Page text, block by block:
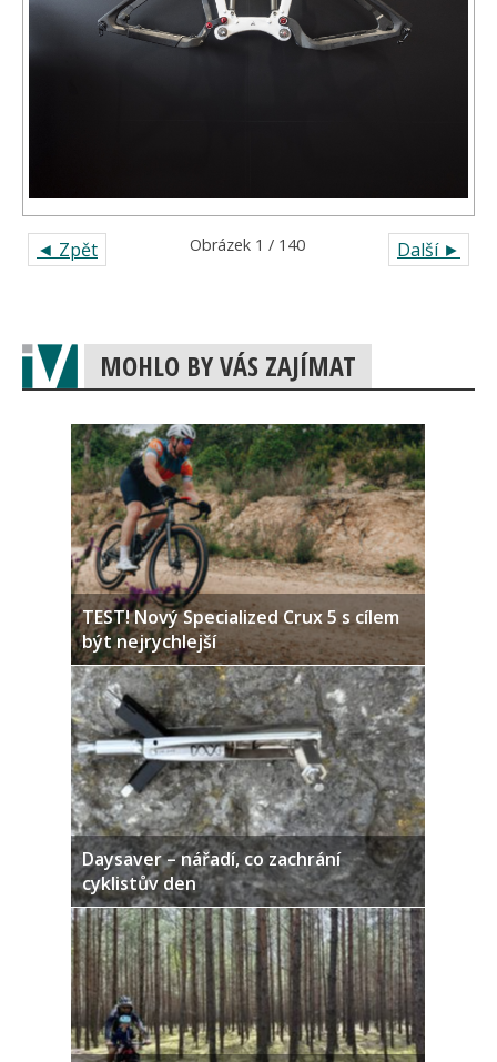
◄ Zpět Další ►
Obrázek 1 / 140
MOHLO BY VÁS ZAJÍMAT
TEST! Nový Specialized Crux 5 s cílem
být nejrychlejší
Daysaver – nářadí, co zachrání
cyklistův den